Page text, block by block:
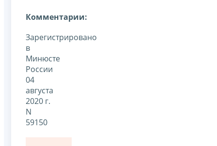
Комментарии:
Зарегистрировано
в
Минюсте
России
04
августа
2020 г.
N
59150